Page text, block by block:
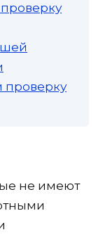
проверку
не имеют